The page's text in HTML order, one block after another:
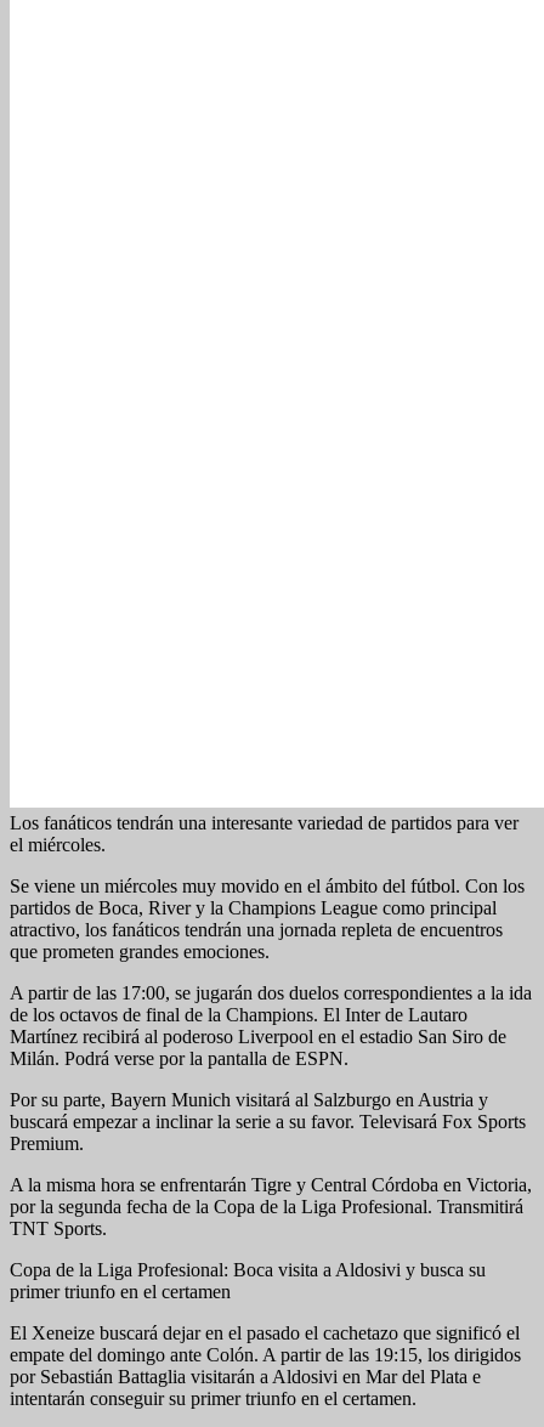
Los fanáticos tendrán una interesante variedad de partidos para ver
el miércoles.
Se viene un miércoles muy movido en el ámbito del fútbol. Con los
partidos de Boca, River y la Champions League como principal
atractivo, los fanáticos tendrán una jornada repleta de encuentros
que prometen grandes emociones.
A partir de las 17:00, se jugarán dos duelos correspondientes a la ida
de los octavos de final de la Champions. El Inter de Lautaro
Martínez recibirá al poderoso Liverpool en el estadio San Siro de
Milán. Podrá verse por la pantalla de ESPN.
Por su parte, Bayern Munich visitará al Salzburgo en Austria y
buscará empezar a inclinar la serie a su favor. Televisará Fox Sports
Premium.
A la misma hora se enfrentarán Tigre y Central Córdoba en Victoria,
por la segunda fecha de la Copa de la Liga Profesional. Transmitirá
TNT Sports.
Copa de la Liga Profesional: Boca visita a Aldosivi y busca su
primer triunfo en el certamen
El Xeneize buscará dejar en el pasado el cachetazo que significó el
empate del domingo ante Colón. A partir de las 19:15, los dirigidos
por Sebastián Battaglia visitarán a Aldosivi en Mar del Plata e
intentarán conseguir su primer triunfo en el certamen.